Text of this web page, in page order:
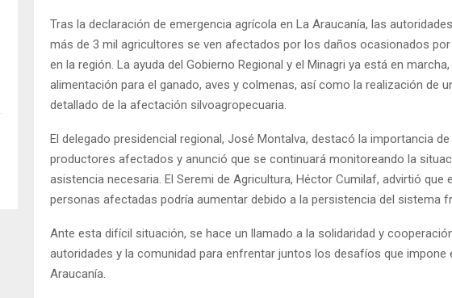
Tras la declaración de emergencia agrícola en La Araucanía, las
más de 3 mil agricultores se ven afectados por los daños ocasionados
en la región. La ayuda del Gobierno Regional y el Minagri ya está en
alimentación para el ganado, aves y colmenas, así como la realización de
detallado de la afectación silvoagropecuaria.
El delegado presidencial regional, José Montalva, destacó la importancia
productores afectados y anunció que se continuará monitoreando la
asistencia necesaria. El Seremi de Agricultura, Héctor Cumilaf, advirtió que
personas afectadas podría aumentar debido a la persistencia del sistema
Ante esta difícil situación, se hace un llamado a la solidaridad y
autoridades y la comunidad para enfrentar juntos los desafíos que impone
Araucanía.